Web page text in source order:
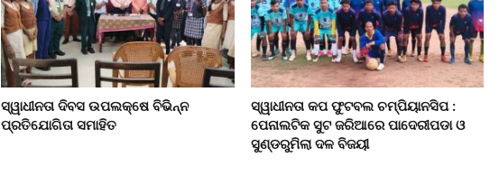
ସ୍ୱାଧୀନତା ଦିବସ ଉପଲକ୍ଷେ ବିଭିନ୍ନ
ପ୍ରତିଯୋଗିତା ସମାହିତ
ସ୍ୱାଧୀନତା କପ ଫୁଟବଲ ଚମ୍ପିୟାନସିପ :
ପେନାଲଟିକ ସୁଟ ଜରିଆରେ ପାଦେରୀପଡା ଓ
ସୁଣ୍ଡରୁମିଲା ଦଳ ବିଜୟୀ